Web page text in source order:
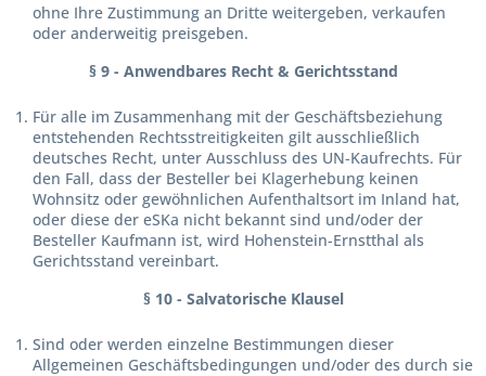
ohne Ihre Zustimmung an Dritte weitergeben, verkaufen
oder anderweitig preisgeben.
§ 9 - Anwendbares Recht & Gerichtsstand
Für alle im Zusammenhang mit der Geschäftsbeziehung
entstehenden Rechtsstreitigkeiten gilt ausschließlich
deutsches Recht, unter Ausschluss des UN-Kaufrechts. Für
den Fall, dass der Besteller bei Klagerhebung keinen
Wohnsitz oder gewöhnlichen Aufenthaltsort im Inland hat,
oder diese der eSKa nicht bekannt sind und/oder der
Besteller Kaufmann ist, wird Hohenstein-Ernstthal als
Gerichtsstand vereinbart.
§ 10 - Salvatorische Klausel
Sind oder werden einzelne Bestimmungen dieser
Allgemeinen Geschäftsbedingungen und/oder des durch sie